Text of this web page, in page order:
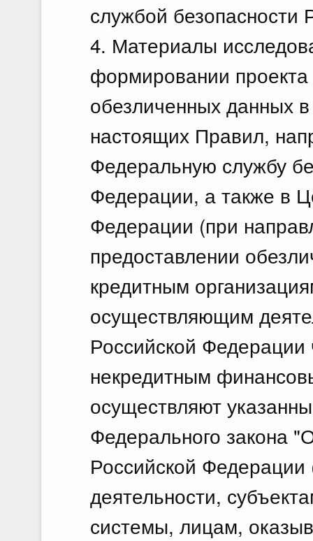
службой безопасности
4. Материалы
формировании
обезличенных данных
настоящих Правил,
Федеральную службу
Федерации, а также в
Федерации (при
предоставлении
кредитным
осуществляющим
Российской
некредитным
осуществляют
Федерального закона
Российской
деятельности,
системы, лицам,